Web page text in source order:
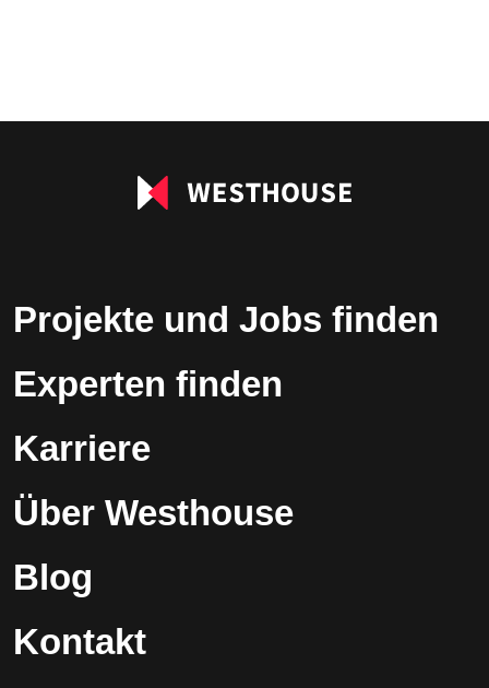
Projekte und Jobs finden
Experten finden
Karriere
Über Westhouse
Blog
Kontakt